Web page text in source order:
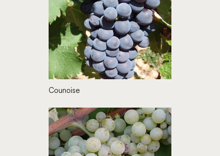
Counoise